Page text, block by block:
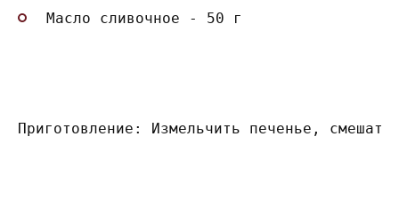
Масло сливочное - 50 г
Приготовление: Измельчить печенье,